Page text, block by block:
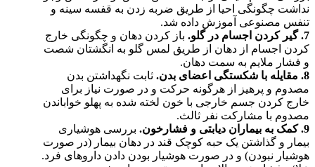
نداشت چگونگی احیا از طریق ضربه زدن به قفسه سینه و
تنفس مصنوعی آموزش داده شد.
7. گیر کردن اجسام در گلو. باز کردن دهان و چگونگی خارج
کردن اجسام از دهان از طریق لمس گلو به انگشتان شصت
و فشار ملایم به سمت دهان.
8. مقایله با شکستگی اعضای بدن. ثابت نگهداشتن بدن
مصدوم و پرهیز از هرگونه حرکت و در صورت نیاز برای
خارج کردن جسم خارجی با خون لخته شده به پهلو خواباندن
مصدوم با مشارکت نفر ثالث.
9. کمک به بیماران دیابتی و فشارخون. بررسی هوشیاری
بیمار و گذاشتن یک حبه کوچک قند در دهان بیمار (در صورت
هوشیار نبودن) و در صورت هوشیار بودن دادن داروهای فرد.